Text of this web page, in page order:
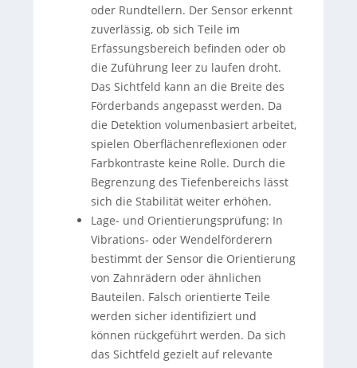
oder Rundtellern. Der Sensor erkennt
zuverlässig, ob sich Teile im
Erfassungsbereich befinden oder ob
die Zuführung leer zu laufen droht.
Das Sichtfeld kann an die Breite des
Förderbands angepasst werden. Da
die Detektion volumenbasiert arbeitet,
spielen Oberflächenreflexionen oder
Farbkontraste keine Rolle. Durch die
Begrenzung des Tiefenbereichs lässt
sich die Stabilität weiter erhöhen.
Lage- und Orientierungsprüfung: In
Vibrations- oder Wendelförderern
bestimmt der Sensor die Orientierung
von Zahnrädern oder ähnlichen
Bauteilen. Falsch orientierte Teile
werden sicher identifiziert und
können rückgeführt werden. Da sich
das Sichtfeld gezielt auf relevante